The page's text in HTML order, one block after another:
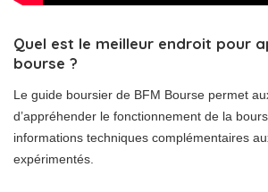
Quel est le meilleur endroit pour
bourse ?
Le guide boursier de BFM Bourse permet
d’appréhender le fonctionnement de la
informations techniques complémentaires
expérimentés.